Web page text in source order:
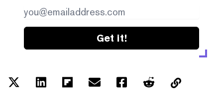
Get it!